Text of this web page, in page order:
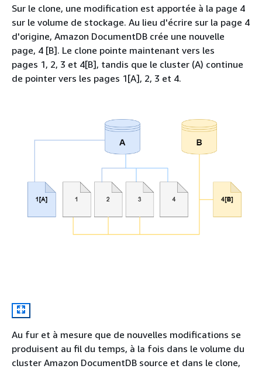
Sur le clone, une modification est apportée à la page 4
sur le volume de stockage. Au lieu d'écrire sur la page 4
d'origine, Amazon DocumentDB crée une nouvelle
page, 4 [B]. Le clone pointe maintenant vers les
pages 1, 2, 3 et 4[B], tandis que le cluster (A) continue
de pointer vers les pages 1[A], 2, 3 et 4.
Au fur et à mesure que de nouvelles modifications se
produisent au fil du temps, à la fois dans le volume du
cluster Amazon DocumentDB source et dans le clone,